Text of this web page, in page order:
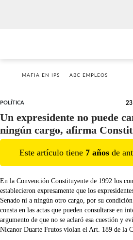
MAFIA EN IPS ABC EMPLEOS
POLÍTICA 23
Un expresidente no puede
ningún cargo, afirma
Este artículo tiene 7 años de
En la Convención Constituyente de 1992 los
establecieron expresamente que los
Senado ni a ningún otro cargo, por su
consta en las actas que pueden consultarse en
argumento de que no se aclaró esa cuestión y
Nicanor Duarte Frutos violan el Art. 189 de la